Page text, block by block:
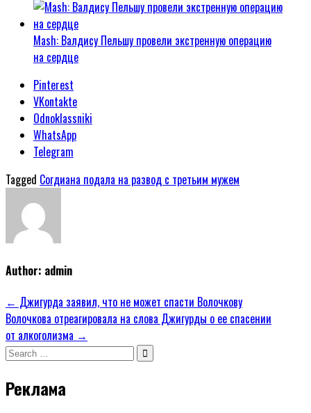
Mash: Валдису Пельшу провели экстренную операцию
на сердце
Pinterest
VKontakte
Odnoklassniki
WhatsApp
Telegram
Tagged Согдиана подала на развод с третьим мужем
Author: admin
Навигация
по
записям
← Джигурда заявил, что не может спасти Волочкову
Волочкова отреагировала на слова Джигурды о ее спасении
от алкоголизма →
Search
Реклама